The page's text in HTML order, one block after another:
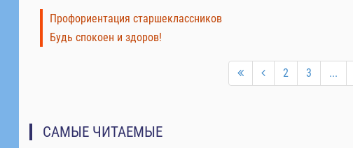
Профориентация старшеклассников
Будь спокоен и здоров!
2 3 ...
САМЫЕ ЧИТАЕМЫЕ